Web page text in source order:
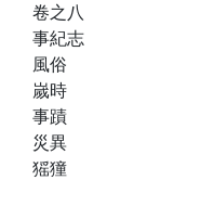
卷之八
事紀志
風俗
嵗時
事蹟
災異
猺獞